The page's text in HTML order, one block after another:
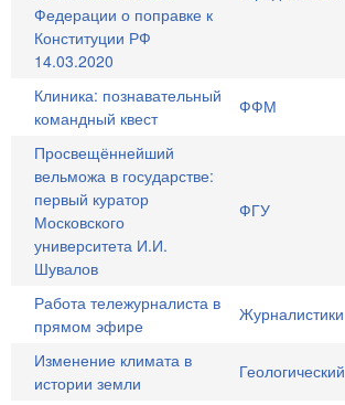
Федерации о поправке к
Конституции РФ
14.03.2020
Клиника: познавательный
командный квест
ФФМ
Просвещённейший
вельможа в государстве:
первый куратор
Московского
университета И.И.
Шувалов
ФГУ
Работа тележурналиста в
прямом эфире
Журналистики
Изменение климата в
истории земли
Геологический